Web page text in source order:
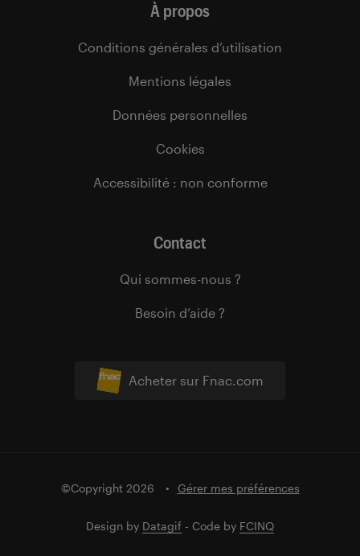
Acheter sur Fnac.com
À propos
Conditions générales d’utilisation
Mentions légales
Données personnelles
Cookies
Accessibilité : non conforme
Contact
Qui sommes-nous ?
Besoin d’aide ?
©Copyright 2026 Gérer mes préférences
Design by Datagif - Code by FCINQ